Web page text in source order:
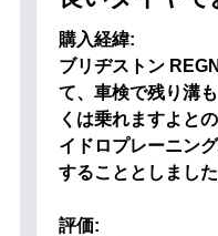
購入経緯:
ブリヂストン
て、車検で残り溝
くは乗れますよと
イドロプレーニン
することとしました
評価: